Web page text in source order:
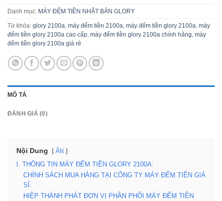
Danh mục: MÁY ĐẾM TIỀN NHẬT BẢN GLORY
Từ khóa: glory 2100a máy đếm tiền 2100a máy đếm tiền glory 2100a máy
đếm tiền glory 2100a cao cấp máy đếm tiền glory 2100a chính hãng máy
đếm tiền glory 2100a giá rẻ
MÔ TẢ
ĐÁNH GIÁ (0)
Nội Dung ẨN
I. THÔNG TIN MÁY ĐẾM TIỀN GLORY 2100A:
CHÍNH SÁCH MUA HÀNG TẠI CÔNG TY MÁY ĐẾM TIỀN GIÁ
SỈ.
HIỆP THÀNH PHÁT ĐƠN VỊ PHÂN PHỐI MÁY ĐẾM TIỀN